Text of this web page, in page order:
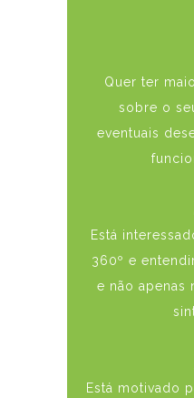
Quer ter
sobre o
eventuais
Está
360º e
e não apenas
Está motivado